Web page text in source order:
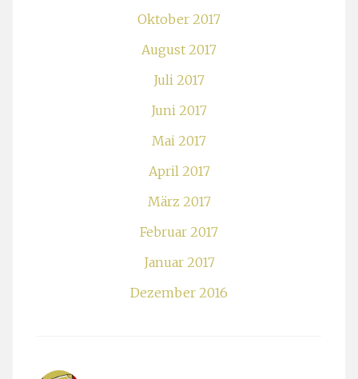
Oktober 2017
August 2017
Juli 2017
Juni 2017
Mai 2017
April 2017
März 2017
Februar 2017
Januar 2017
Dezember 2016